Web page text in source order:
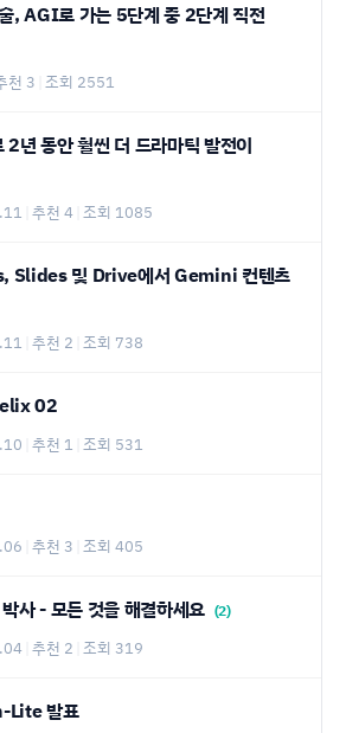
, AGI로 가는 5단계 중 2단계 직전
천 3 조회 2551
동안 훨씬 더 드라마틱 발전이
추천 4 조회 1085
Slides 및 Drive에서 Gemini 컨텐츠
추천 2 조회 738
02
추천 1 조회 531
추천 3 조회 405
사 - 모든 것을 해결하세요 (2)
추천 2 조회 319
발표